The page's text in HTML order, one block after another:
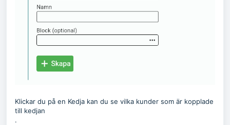
Klickar du på en Kedja kan du se vilka kunder som är kopplade
till kedjan
.